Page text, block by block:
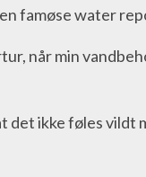
famøse water
når min
det ikke føles vildt